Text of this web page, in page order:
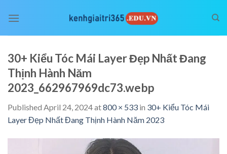
30+ Kiểu Tóc Mái Layer Đẹp Nhất Đang
Thịnh Hành Năm
2023_662967969dc73.webp
Published April 24, 2024at800 × 533 in 30+ Kiểu Tóc Mái
Layer Đẹp Nhất Đang Thịnh Hành Năm 2023